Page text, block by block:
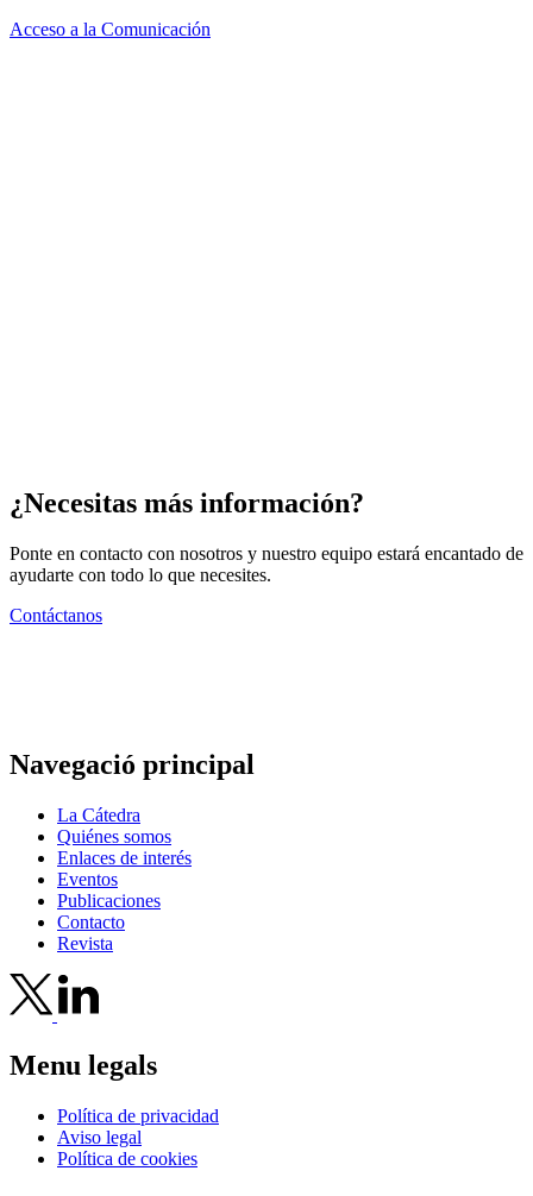
Acceso a la Comunicación
¿Necesitas más información?
Ponte en contacto con nosotros y nuestro equipo estará encantado de
ayudarte con todo lo que necesites.
Contáctanos
Navegació principal
La Cátedra
Quiénes somos
Enlaces de interés
Eventos
Publicaciones
Contacto
Revista
Menu legals
Política de privacidad
Aviso legal
Política de cookies